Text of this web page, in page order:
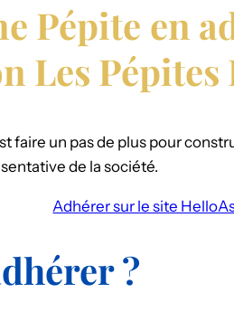
Pépite en
Les
faire un pas de plus pour
de la société.
Adhérer sur le site
?